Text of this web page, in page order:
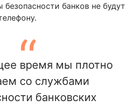
банков не будут
время мы плотно
со службами
банковских